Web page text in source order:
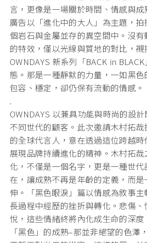
言，更像是一場關於時間、情感與
廣告以「進化中的大人」為主題，
個岩石與金屬並存的異空間中。沒
的特效，僅以光線與質地的對比，
OWNDAYS 新系列「BACK in
態。那是一種靜默的力量，一如黑色
包容、穩定，卻仍保有流動的情感。
.
OWNDAYS 以兼具功能與時尚的設
不同世代的顧客。此次邀請木村拓
的全球代言人，意在透過這位跨越時
展現品牌持續進化的精神。木村拓
化，不僅是一個名字，更是一種世
在，讓成熟不再是年齡的定義，而
伸。「黑色眼淚」篇以情感為敘事
長過程中經歷的挫折與轉化。悲傷
悅，這些情緒終將內化成生命的深
「黑色」的成熟–那並非絕望的色澤